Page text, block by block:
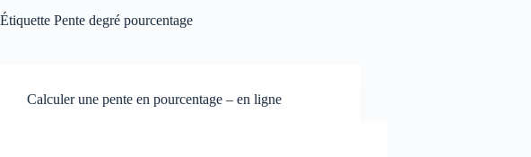
Étiquette Pente degré pourcentage
Calculer une pente en pourcentage – en ligne